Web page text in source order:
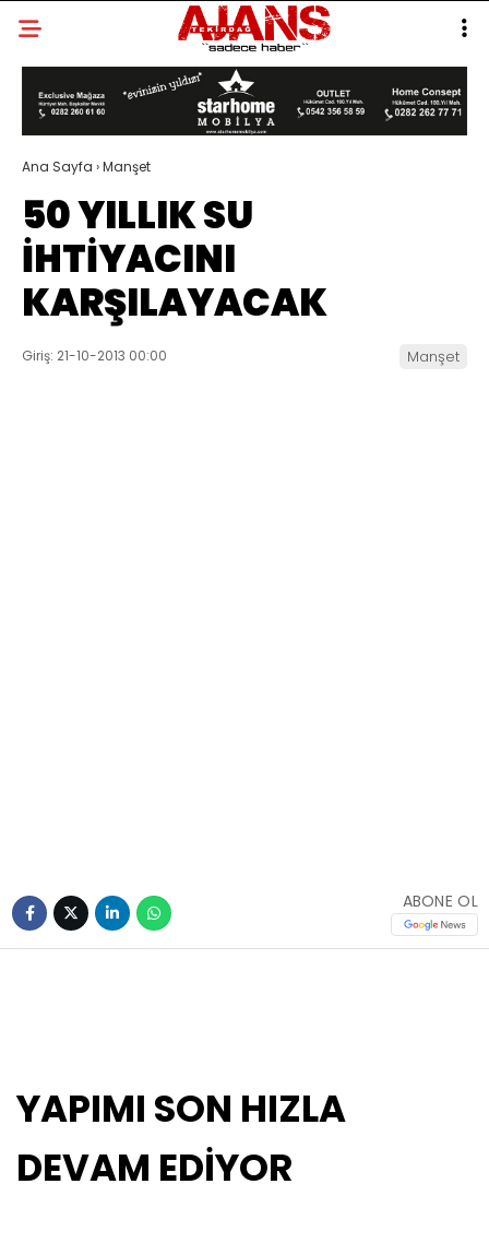
Ana Sayfa ›Manşet
50 YILLIK SU
İHTİYACINI
KARŞILAYACAK
Giriş: 21-10-2013 00:00 Manşet
ABONE OL
YAPIMI SON HIZLA
DEVAM EDİYOR